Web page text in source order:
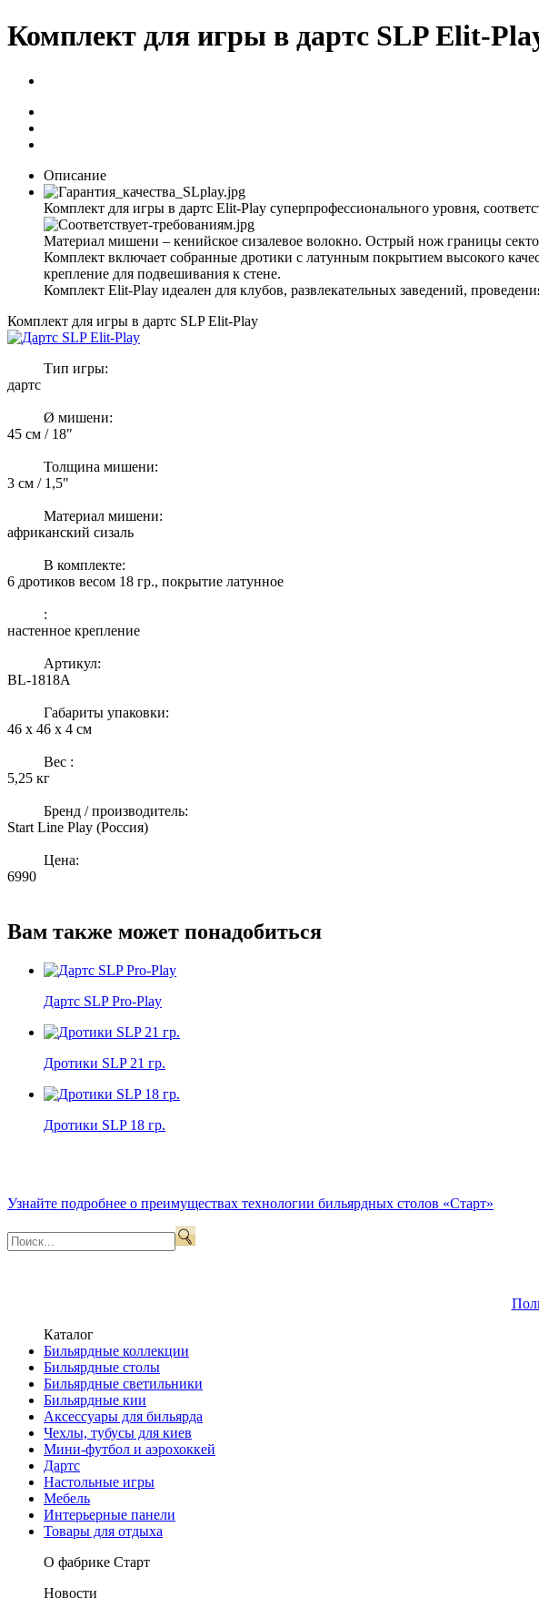
Комплект для игры в дартс SLP Elit-
Описание
Комплект для игры в дартс Elit-Play суперпрофессионального уровня,
Материал мишени – кенийское сизалевое волокно. Острый нож границы
Комплект включает собранные дротики с латунным покрытием высокого
крепление для подвешивания к стене.
Комплект Elit-Play идеален для клубов, развлекательных заведений,
Комплект для игры в дартс SLP Elit-Play
Тип игры:
дартс
Ø мишени:
45 см / 18"
Толщина мишени:
3 см / 1,5"
Материал мишени:
африканский сизаль
В комплекте:
6 дротиков весом 18 гр., покрытие латунное
:
настенное крепление
Артикул:
BL-1818A
Габариты упаковки:
46 x 46 x 4 см
Вес :
5,25 кг
Бренд / производитель:
Start Line Play (Россия)
Цена:
6990
Вам также может понадобиться
Дартс SLP Pro-Play
Дротики SLP 21 гр.
Дротики SLP 18 гр.
Узнайте подробнее о преимуществах технологии бильярдных столов «Старт»
Каталог
Бильярдные коллекции
Бильярдные столы
Бильярдные светильники
Бильярдные кии
Аксессуары для бильярда
Чехлы, тубусы для киев
Мини-футбол и аэрохоккей
Дартс
Настольные игры
Мебель
Интерьерные панели
Товары для отдыха
О фабрике Старт
Новости